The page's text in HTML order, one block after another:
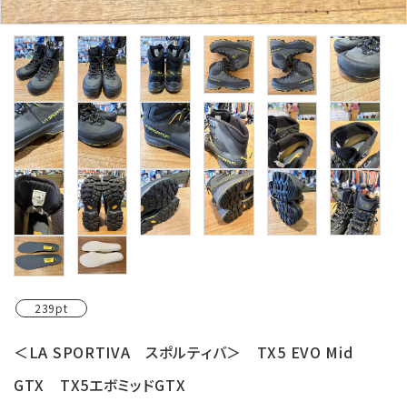
meeting_room person
239pt
＜LA SPORTIVA スポルティバ＞ TX5 EVO Mid
GTX TX5エボミッドGTX